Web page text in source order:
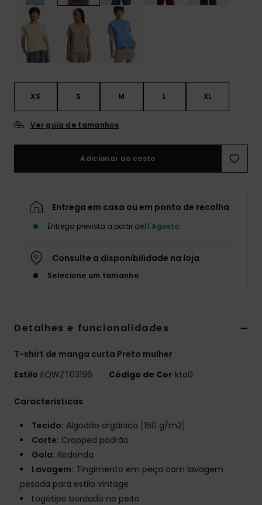
XS S M L XL
Ver guia de tamanhos
Adicionar ao cesto
Entrega em casa ou em ponto de recolha
Entrega prevista a partir de11 Agosto
Consulte a disponibilidade na loja
Selecione um tamanho
Detalhes e funcionalidades
T-shirt de manga curta Preto mulher
Estilo EQWZT03196 Código de Cor kta0
Características
Tecido: Algodão orgânico [160 g/m2]
Corte: Cropped padrão
Gola: Redonda
Lavagem: Tingimento em peça com lavagem
pesada para estilo vintage
Logótipo bordado no peito